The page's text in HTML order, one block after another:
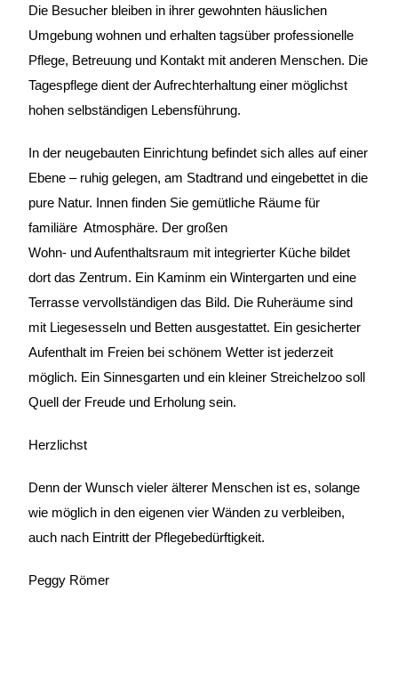
Die Besucher bleiben in ihrer gewohnten häuslichen
Umgebung wohnen und erhalten tagsüber professionelle
Pflege, Betreuung und Kontakt mit anderen Menschen. Die
Tagespflege dient der Aufrechterhaltung einer möglichst
hohen selbständigen Lebensführung.
In der neugebauten Einrichtung befindet sich alles auf einer
Ebene – ruhig gelegen, am Stadtrand und eingebettet in die
pure Natur. Innen finden Sie gemütliche Räume für
familiäre Atmosphäre. Der großen
Wohn- und Aufenthaltsraum mit integrierter Küche bildet
dort das Zentrum. Ein Kaminm ein Wintergarten und eine
Terrasse vervollständigen das Bild. Die Ruheräume sind
mit Liegesesseln und Betten ausgestattet. Ein gesicherter
Aufenthalt im Freien bei schönem Wetter ist jederzeit
möglich. Ein Sinnesgarten und ein kleiner Streichelzoo soll
Quell der Freude und Erholung sein.
Herzlichst
Denn der Wunsch vieler älterer Menschen ist es, solange
wie möglich in den eigenen vier Wänden zu verbleiben,
auch nach Eintritt der Pflegebedürftigkeit.
Peggy Römer